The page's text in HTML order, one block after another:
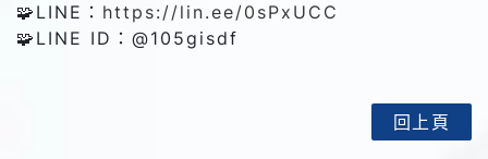
🧩LINE： https://lin.ee/0sPxUCC
🧩LINE ID：@‌105gisdf
回上頁